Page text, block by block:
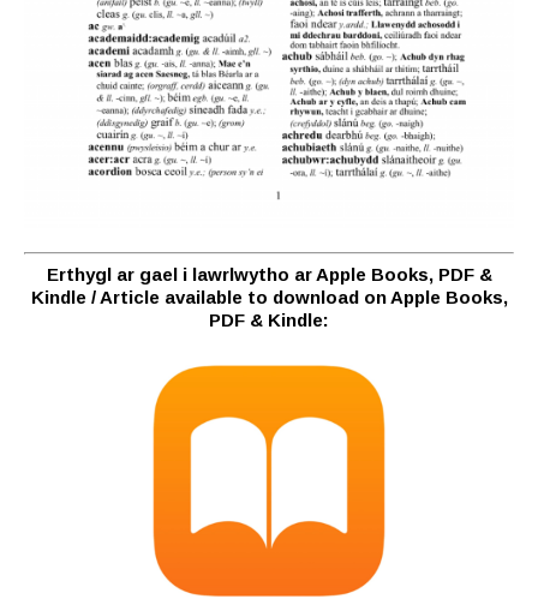
Erthygl ar gael i lawrlwytho ar Apple Books, PDF &
Kindle / Article available to download on Apple Books,
PDF & Kindle: